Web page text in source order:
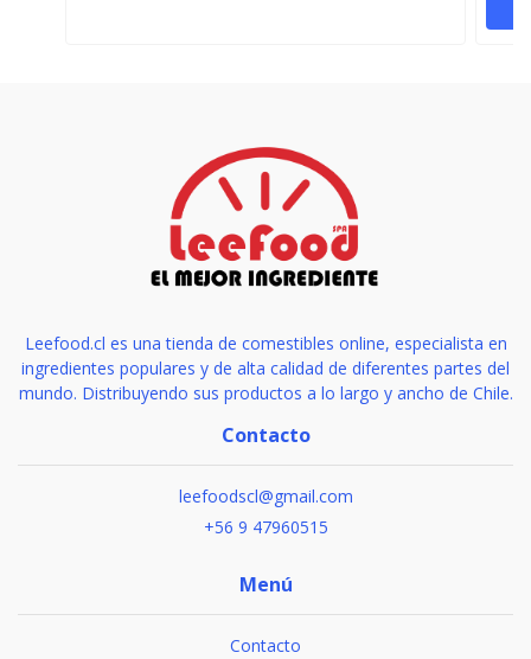
Leefood.cl es una tienda de comestibles online, especialista en
ingredientes populares y de alta calidad de diferentes partes del
mundo. Distribuyendo sus productos a lo largo y ancho de Chile.
Contacto
leefoodscl@gmail.com
+56 9 47960515
Menú
Contacto